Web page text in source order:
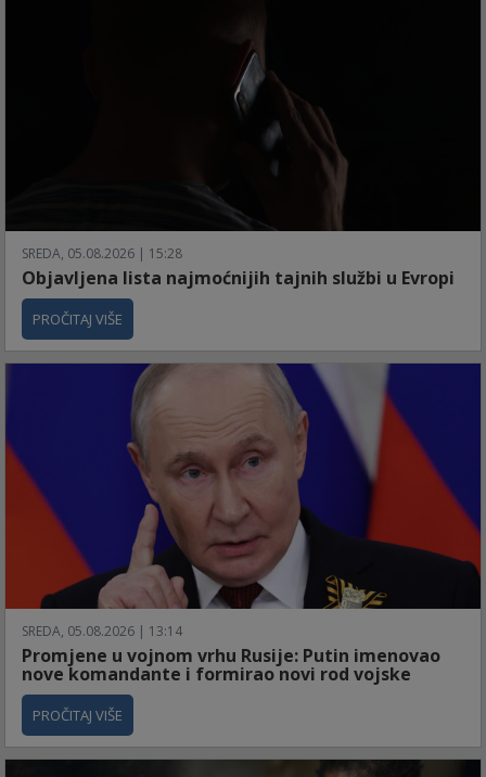
SREDA, 05.08.2026 | 15:28
Objavljena lista najmoćnijih tajnih službi u Evropi
PROČITAJ VIŠE
SREDA, 05.08.2026 | 13:14
Promjene u vojnom vrhu Rusije: Putin imenovao
nove komandante i formirao novi rod vojske
PROČITAJ VIŠE